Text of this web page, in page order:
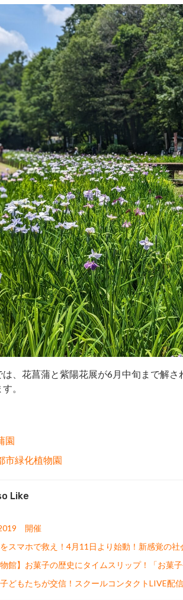
、花菖蒲と紫陽花展が6月中旬まで解
。
園
市緑化植物園
Like
開催
スマホで救え！4月11日より始動！新感覚の
物館】お菓子の歴史にタイムスリップ！「お菓
どもたちが交信！スクールコンタクトLIVE配信